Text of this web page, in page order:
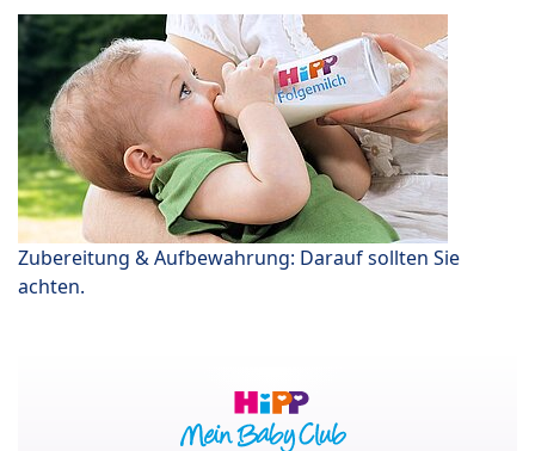
Zubereitung & Aufbewahrung: Darauf sollten Sie
achten.